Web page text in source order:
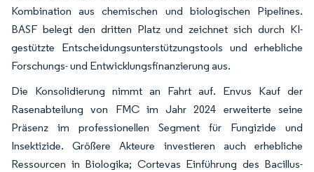
Kombination aus chemischen und biologischen Pipelines.
BASF belegt den dritten Platz und zeichnet sich durch KI-
gestützte Entscheidungsunterstützungstools und erhebliche
Forschungs- und Entwicklungsfinanzierung aus.
Die Konsolidierung nimmt an Fahrt auf. Envus Kauf der
Rasenabteilung von FMC im Jahr 2024 erweiterte seine
Präsenz im professionellen Segment für Fungizide und
Insektizide. Größere Akteure investieren auch erhebliche
Ressourcen in Biologika; Cortevas Einführung des Bacillus-